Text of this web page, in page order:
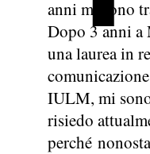
anni mi sono
Dopo 3 anni a
una laurea in
IULM, mi
risiedo
perché